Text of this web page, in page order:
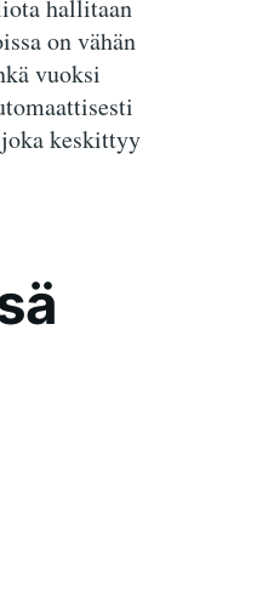
hallitaan
on vähän
vuoksi
keskittyy